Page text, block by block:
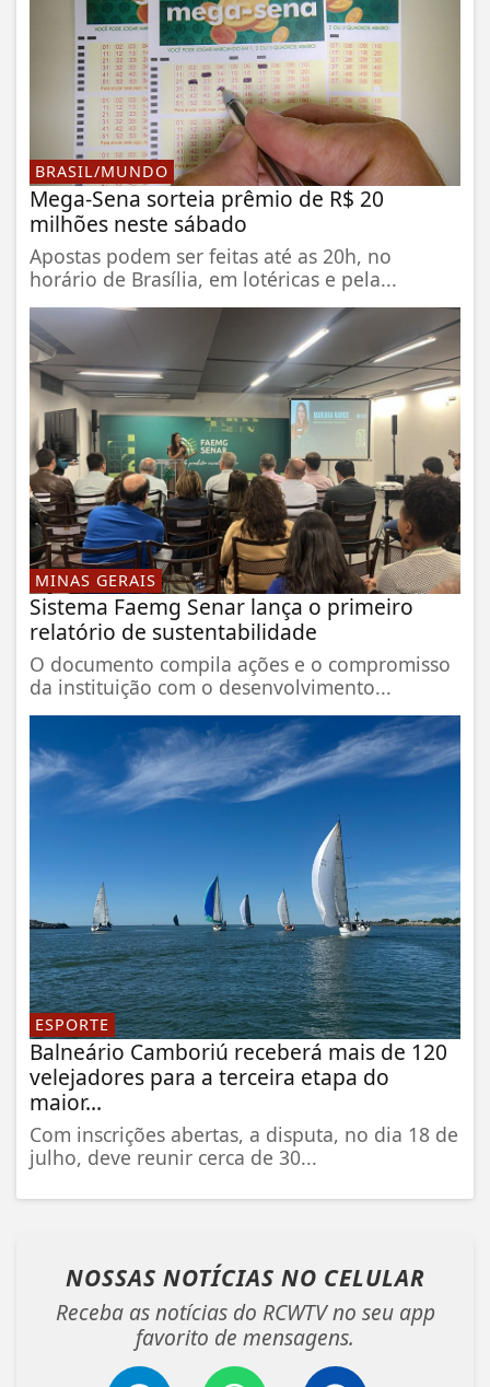
BRASIL/MUNDO
Mega-Sena sorteia prêmio de R$ 20
milhões neste sábado
Apostas podem ser feitas até as 20h, no
horário de Brasília, em lotéricas e pela...
MINAS GERAIS
Sistema Faemg Senar lança o primeiro
relatório de sustentabilidade
O documento compila ações e o compromisso
da instituição com o desenvolvimento...
ESPORTE
Balneário Camboriú receberá mais de 120
velejadores para a terceira etapa do
maior...
Com inscrições abertas, a disputa, no dia 18 de
julho, deve reunir cerca de 30...
NOSSAS NOTÍCIAS NO CELULAR
Receba as notícias do RCWTV no seu app
favorito de mensagens.